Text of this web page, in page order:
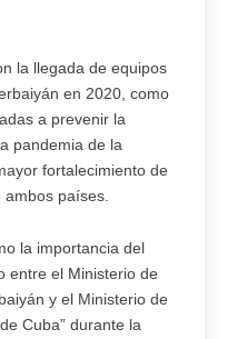
la llegada de equipos
en 2020, como
a prevenir la
pandemia de la
fortalecimiento de
países.
la importancia del
entre el Ministerio de
y el Ministerio de
Cuba” durante la